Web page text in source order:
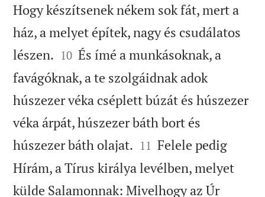
Hogy készítsenek nékem sok fát, mert a
ház, a melyet építek, nagy és csudálatos
lészen. 

10 És ímé a munkásoknak, a
favágóknak, a te szolgáidnak adok
húszezer véka cséplett búzát és húszezer
véka árpát, húszezer báth bort és
húszezer báth olajat. 

11 Felele pedig
Hírám, a Tírus királya levélben, melyet
külde Salamonnak: Mivelhogy az Úr